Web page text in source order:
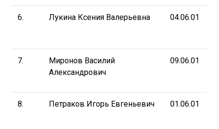
6. Лукина Ксения Валерьевна 04.06.01
7.
Миронов Василий
Александрович
09.06.01
8. Петраков Игорь Евгеньевич 01.06.01